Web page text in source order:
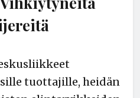
tuottajille, heidän